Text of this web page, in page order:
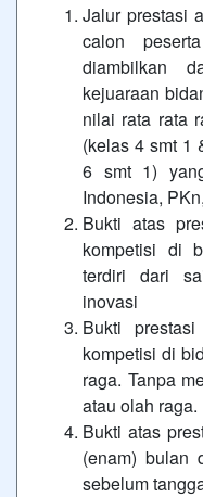
Jalur prestasi
calon
diambilkan
kejuaraan
nilai rata rata
(kelas 4 smt 1
6 smt 1)
Indonesia,
Bukti atas
kompetisi di
terdiri dari
inovasi
Bukti
kompetisi di
raga. Tanpa
atau olah raga.
Bukti atas
(enam) bulan
sebelum